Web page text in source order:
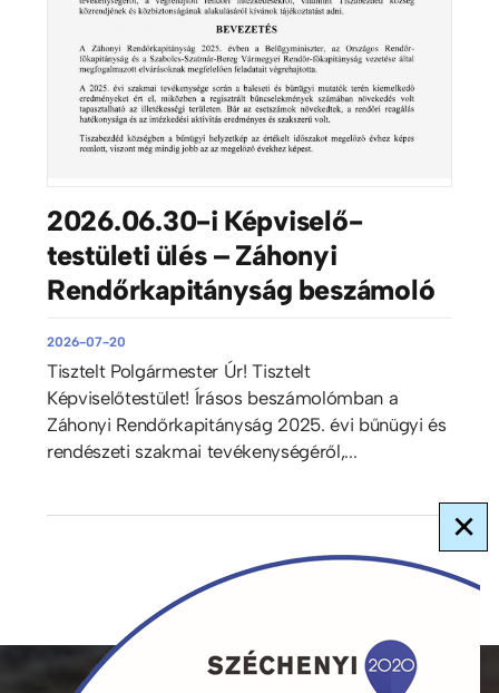
2026.06.30-i Képviselő-
testületi ülés – Záhonyi
Rendőrkapitányság beszámoló
2026-07-20
Tisztelt Polgármester Úr! Tisztelt
Képviselőtestület! Írásos beszámolómban a
Záhonyi Rendőrkapitányság 2025. évi bűnügyi és
rendészeti szakmai tevékenységéről,...
×